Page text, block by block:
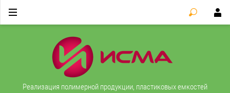
Реализация полимерной продукции, пластиковых емкостей